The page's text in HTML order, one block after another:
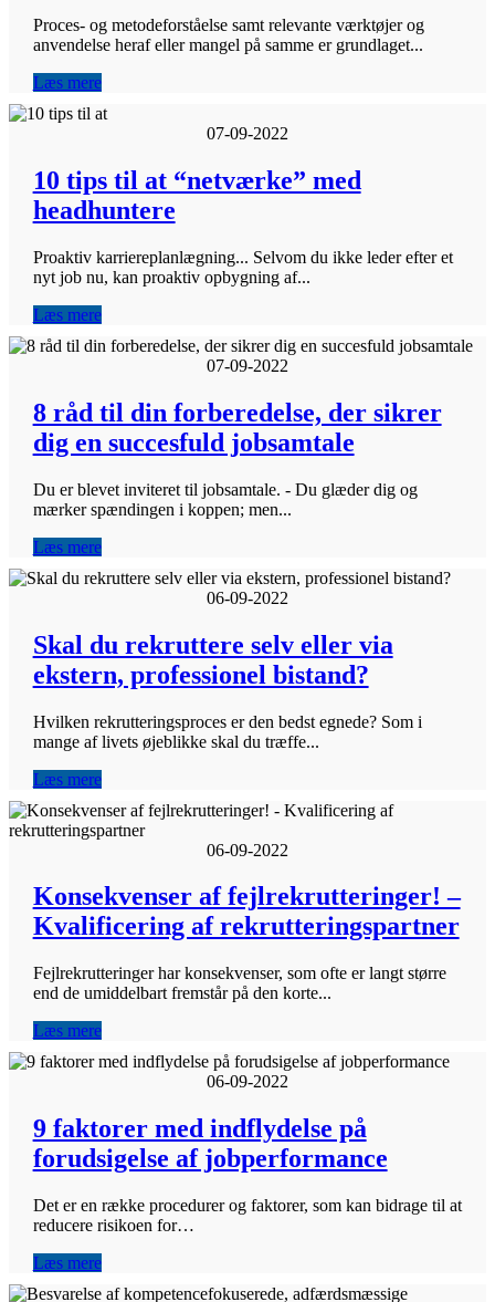
Proces- og metodeforståelse samt relevante værktøjer og
anvendelse heraf eller mangel på samme er grundlaget...
Læs mere
07-09-2022
10 tips til at “netværke” med
headhuntere
Proaktiv karriereplanlægning... Selvom du ikke leder efter et
nyt job nu, kan proaktiv opbygning af...
Læs mere
07-09-2022
8 råd til din forberedelse, der sikrer
dig en succesfuld jobsamtale
Du er blevet inviteret til jobsamtale. - Du glæder dig og
mærker spændingen i koppen; men...
Læs mere
06-09-2022
Skal du rekruttere selv eller via
ekstern, professionel bistand?
Hvilken rekrutteringsproces er den bedst egnede? Som i
mange af livets øjeblikke skal du træffe...
Læs mere
06-09-2022
Konsekvenser af fejlrekrutteringer! –
Kvalificering af rekrutteringspartner
Fejlrekrutteringer har konsekvenser, som ofte er langt større
end de umiddelbart fremstår på den korte...
Læs mere
06-09-2022
9 faktorer med indflydelse på
forudsigelse af jobperformance
Det er en række procedurer og faktorer, som kan bidrage til at
reducere risikoen for…
Læs mere